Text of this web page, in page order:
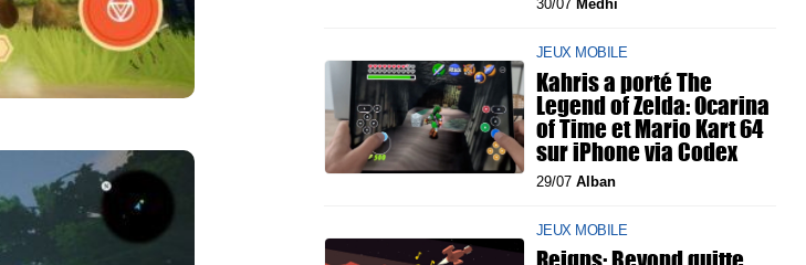
30/07 Medhi
JEUX MOBILE
Kahris a porté The
Legend of Zelda: Ocarina
of Time et Mario Kart 64
sur iPhone via Codex
29/07 Alban
JEUX MOBILE